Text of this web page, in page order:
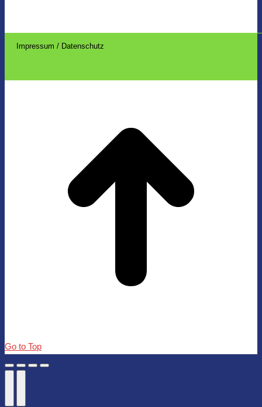
Impressum / Datenschutz
Go to Top